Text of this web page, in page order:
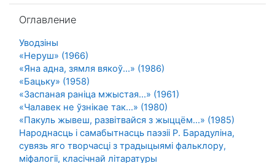
Оглавление
Уводзіны
«Неруш» (1966)
«Яна адна, зямля вякоў...» (1986)
«Бацьку» (1958)
«Заспаная раніца мжыстая...» (1961)
«Чалавек не ўзнікае так...» (1980)
«Пакуль жывеш, развітвайся з жыццём…» (1985)
Народнасць і самабытнасць паэзіі Р. Барадуліна,
сувязь яго творчасці з традыцыямі фальклору,
міфалогіі, класічнай літаратуры